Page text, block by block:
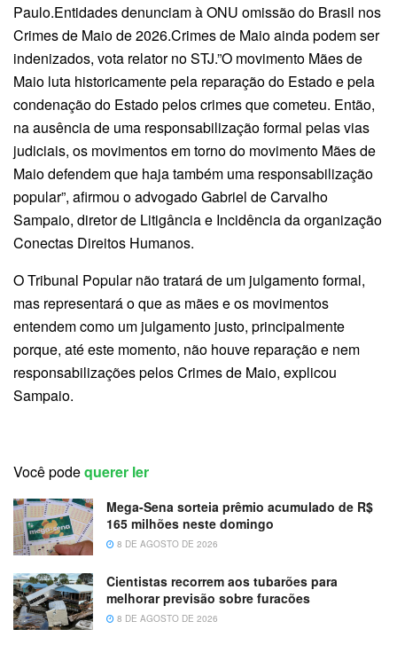
Paulo.Entidades denunciam à ONU omissão do Brasil nos
Crimes de Maio de 2026.Crimes de Maio ainda podem ser
indenizados, vota relator no STJ.”O movimento Mães de
Maio luta historicamente pela reparação do Estado e pela
condenação do Estado pelos crimes que cometeu. Então,
na ausência de uma responsabilização formal pelas vias
judiciais, os movimentos em torno do movimento Mães de
Maio defendem que haja também uma responsabilização
popular”, afirmou o advogado Gabriel de Carvalho
Sampaio, diretor de Litigância e Incidência da organização
Conectas Direitos Humanos.
O Tribunal Popular não tratará de um julgamento formal,
mas representará o que as mães e os movimentos
entendem como um julgamento justo, principalmente
porque, até este momento, não houve reparação e nem
responsabilizações pelos Crimes de Maio, explicou
Sampaio.
Você podequerer ler
Mega-Sena sorteia prêmio acumulado de R$
165 milhões neste domingo
8 DE AGOSTO DE 2026
Cientistas recorrem aos tubarões para
melhorar previsão sobre furacões
8 DE AGOSTO DE 2026